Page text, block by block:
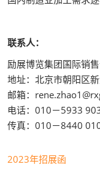
联系人：
励展博览集团国际销
地址：北京市朝阳区
邮箱：
电话：010－5933
传真：010－8440
2023年招展函